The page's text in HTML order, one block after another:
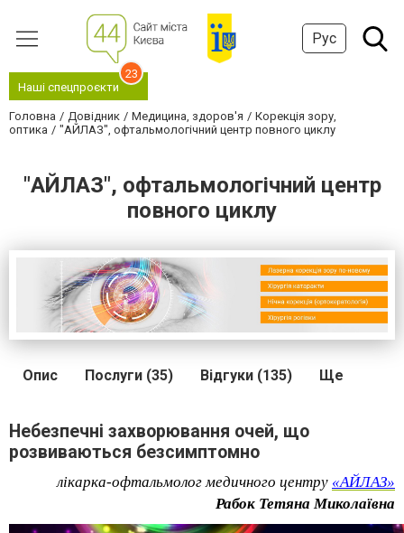
Рус
Наші спецпроєкти
23
Головна Довідник Медицина, здоров'я
Корекція зору,
оптика
"АЙЛАЗ", офтальмологічний центр повного циклу
"АЙЛАЗ", офтальмологічний центр
повного циклу
Опис Послуги (35) Відгуки (135) Ще
Небезпечні захворювання очей, що
розвиваються безсимптомно
лікарка-офтальмолог медичного центру «АЙЛАЗ»
Рабок Тетяна Миколаївна